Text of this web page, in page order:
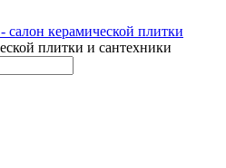
плитки и сантехники